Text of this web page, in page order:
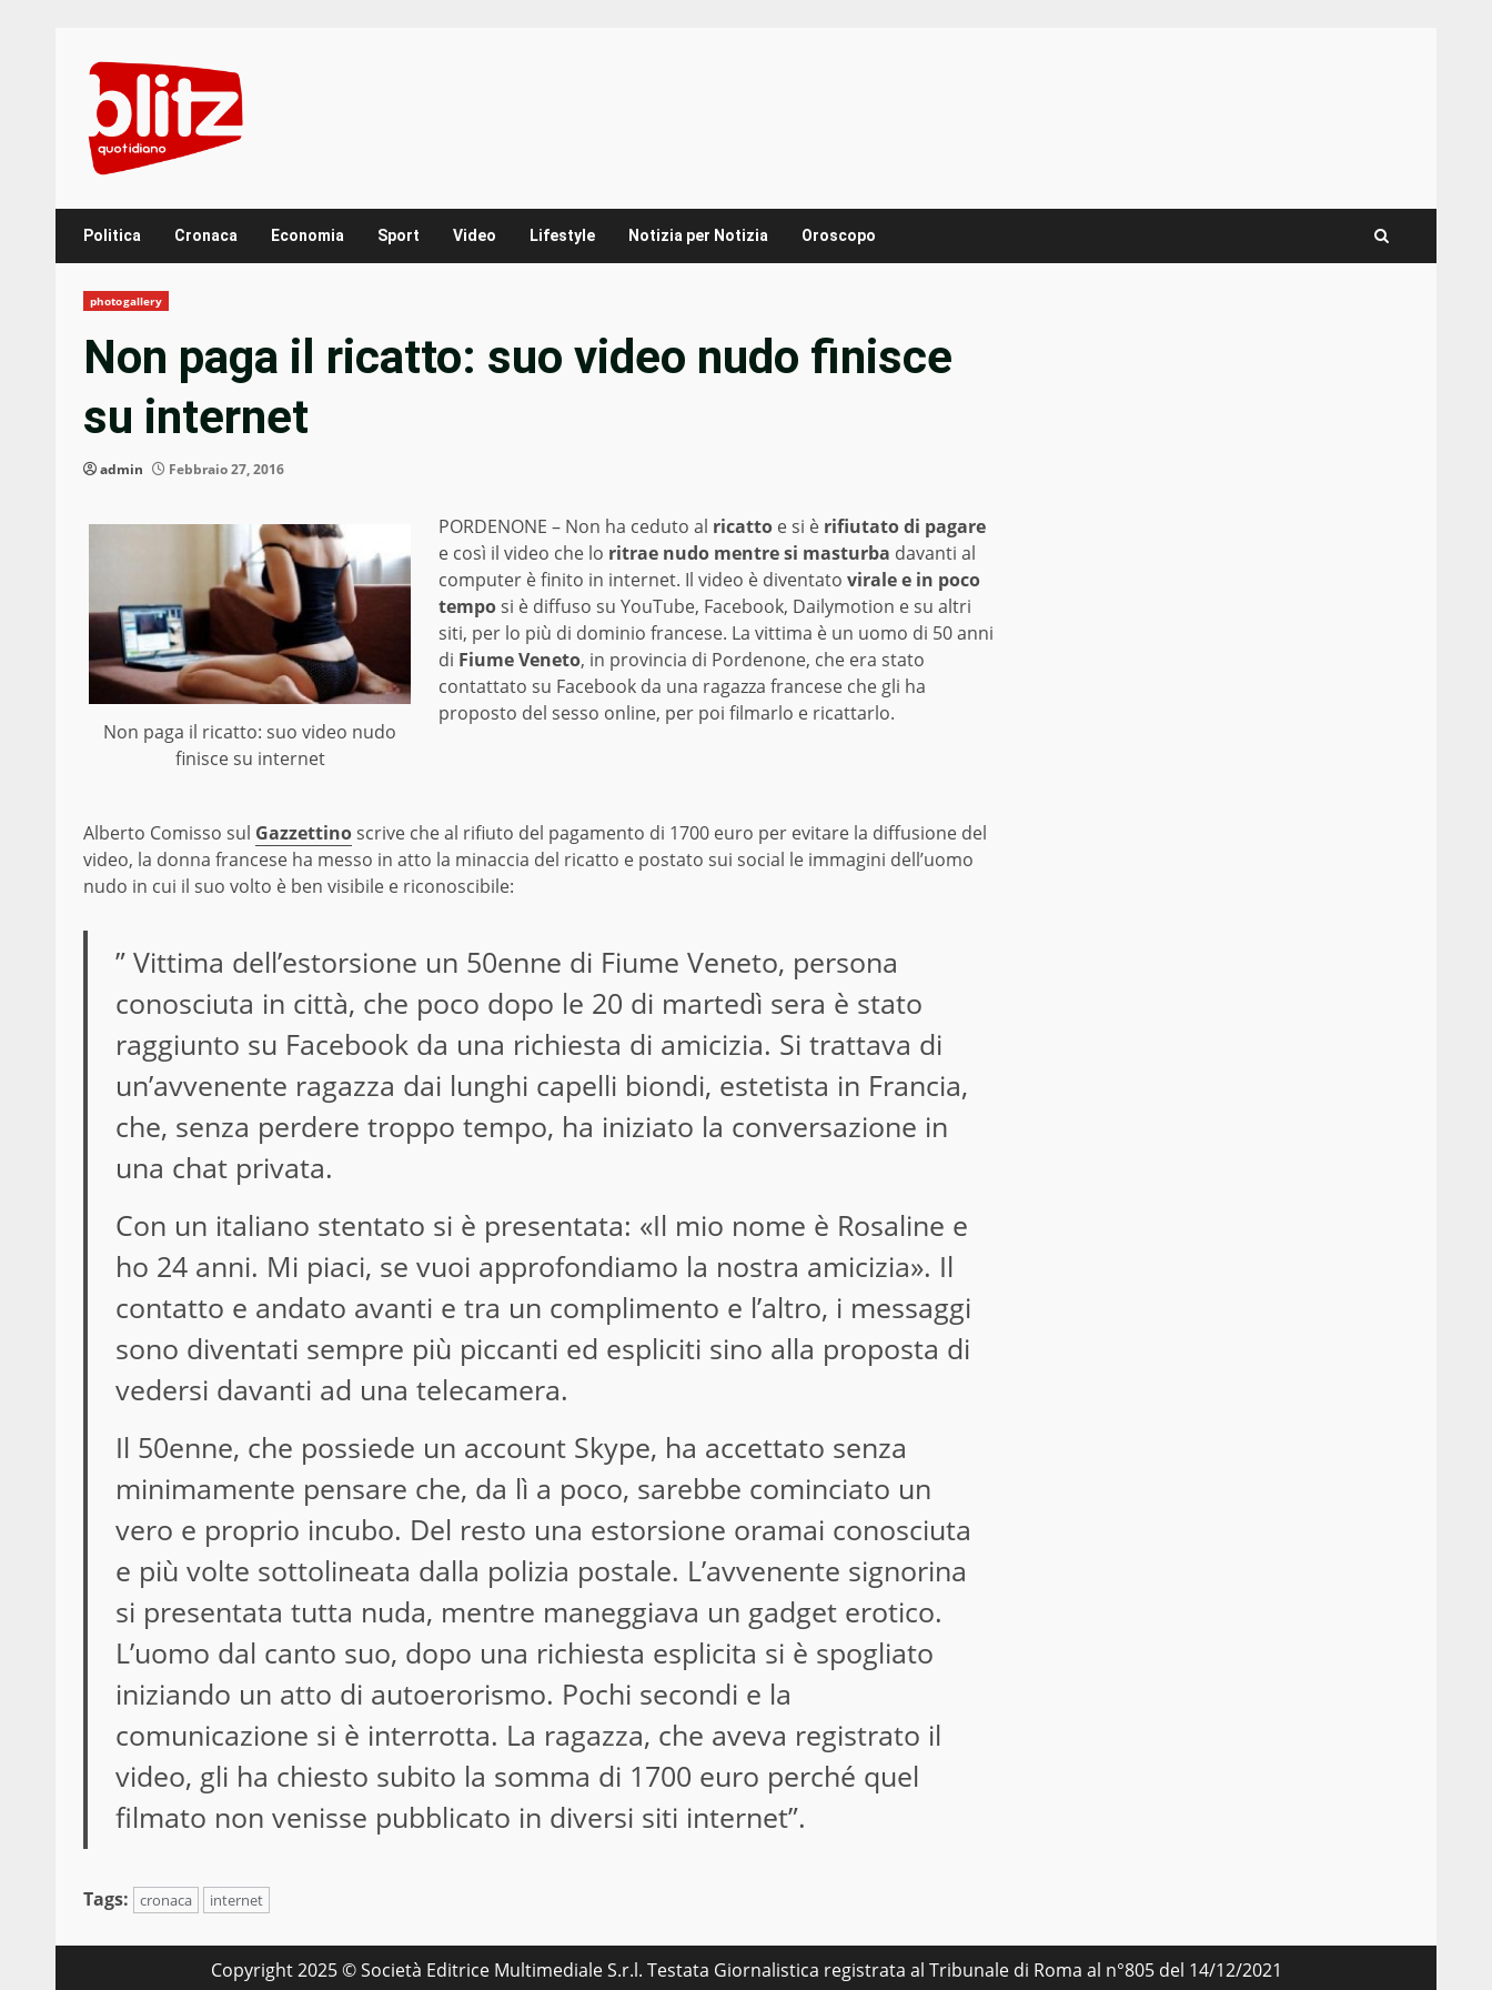
content
Politica Cronaca Economia Sport Video Lifestyle Notizia per Notizia Oroscopo
photogallery
Non paga il ricatto: suo video nudo finisce
su internet
admin Febbraio 27, 2016
Non paga il ricatto: suo video nudo
finisce su internet
PORDENONE – Non ha ceduto al ricatto e si è rifiutato di pagare
e così il video che lo ritrae nudo mentre si masturba davanti al
computer è finito in internet. Il video è diventato virale e in poco
temposi è diffuso su YouTube, Facebook, Dailymotion e su altri
siti, per lo più di dominio francese. La vittima è un uomo di 50 anni
di Fiume Veneto, in provincia di Pordenone, che era stato
contattato su Facebook da una ragazza francese che gli ha
proposto del sesso online, per poi filmarlo e ricattarlo.
Alberto Comisso sul Gazzettinoscrive che al rifiuto del pagamento di 1700 euro per evitare la diffusione del
video, la donna francese ha messo in atto la minaccia del ricatto e postato sui social le immagini dell’uomo
nudo in cui il suo volto è ben visibile e riconoscibile:
” Vittima dell’estorsione un 50enne di Fiume Veneto, persona
conosciuta in città, che poco dopo le 20 di martedì sera è stato
raggiunto su Facebook da una richiesta di amicizia. Si trattava di
un’avvenente ragazza dai lunghi capelli biondi, estetista in Francia,
che, senza perdere troppo tempo, ha iniziato la conversazione in
una chat privata.
Con un italiano stentato si è presentata: «Il mio nome è Rosaline e
ho 24 anni. Mi piaci, se vuoi approfondiamo la nostra amicizia». Il
contatto e andato avanti e tra un complimento e l’altro, i messaggi
sono diventati sempre più piccanti ed espliciti sino alla proposta di
vedersi davanti ad una telecamera.
Il 50enne, che possiede un account Skype, ha accettato senza
minimamente pensare che, da lì a poco, sarebbe cominciato un
vero e proprio incubo. Del resto una estorsione oramai conosciuta
e più volte sottolineata dalla polizia postale. L’avvenente signorina
si presentata tutta nuda, mentre maneggiava un gadget erotico.
L’uomo dal canto suo, dopo una richiesta esplicita si è spogliato
iniziando un atto di autoerorismo. Pochi secondi e la
comunicazione si è interrotta. La ragazza, che aveva registrato il
video, gli ha chiesto subito la somma di 1700 euro perché quel
filmato non venisse pubblicato in diversi siti internet”.
Tags: cronaca internet
Copyright 2025 © Società Editrice Multimediale S.r.l. Testata Giornalistica registrata al Tribunale di Roma al n°805 del 14/12/2021